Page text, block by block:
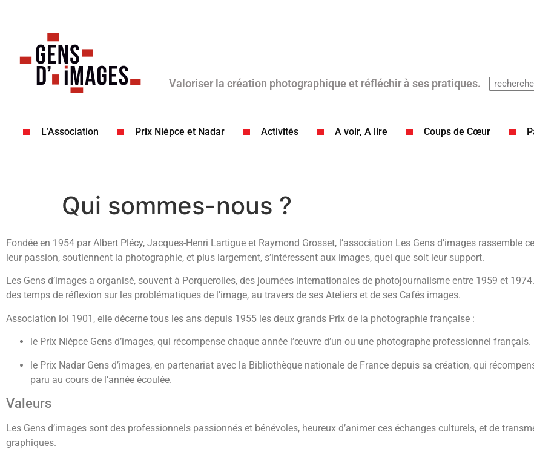
Valoriser la création photographique et réfléchir à ses pratiques.
L’Association Prix Niépce et Nadar Activités A voir, A lire Coups de Cœur​
Qui sommes-nous ?
Fondée en 1954 par Albert Plécy, Jacques-Henri Lartigue et Raymond Grosset, l’association Les Gens d’images rassemble
leur passion, soutiennent la photographie, et plus largement, s’intéressent aux images, quel que soit leur support.
Les Gens d’images a organisé, souvent à Porquerolles, des journées internationales de photojournalisme entre 1959 et
des temps de réflexion sur les problématiques de l’image, au travers de ses Ateliers et de ses Cafés images.
Association loi 1901, elle décerne tous les ans depuis 1955 les deux grands Prix de la photographie française :
le Prix Niépce Gens d’images, qui récompense chaque année l’œuvre d’un ou une photographe professionnel français.
le Prix Nadar Gens d’images, en partenariat avec la Bibliothèque nationale de France depuis sa création, qui
paru au cours de l’année écoulée.
Valeurs
Les Gens d’images sont des professionnels passionnés et bénévoles, heureux d’animer ces échanges culturels, et de
graphiques.